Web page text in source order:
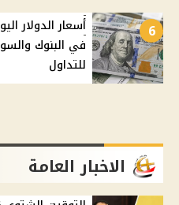
6
في البنوك
للتداول
الاخبار العامة